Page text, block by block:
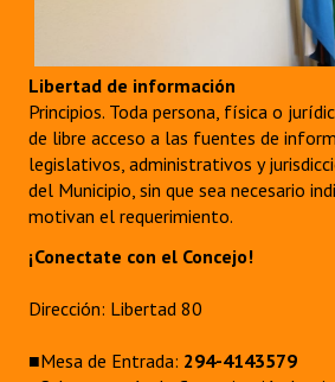
Libertad de información
Principios. Toda persona, física o
de libre acceso a las fuentes de
legislativos, administrativos y
del Municipio, sin que sea necesario
motivan el requerimiento.
¡Conectate con el Concejo!
Dirección: Libertad 80
■Mesa de Entrada: 294-4143579